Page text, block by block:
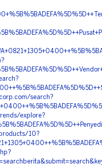
search?
explore?
10?